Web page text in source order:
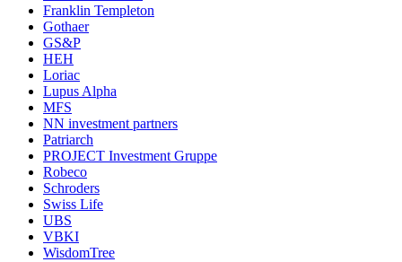
Franklin Templeton
Gothaer
GS&P
HEH
Loriac
Lupus Alpha
MFS
NN investment partners
Patriarch
PROJECT Investment Gruppe
Robeco
Schroders
Swiss Life
UBS
VBKI
WisdomTree